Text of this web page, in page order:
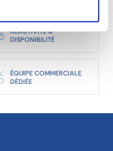
RÉACTIVITÉ &
DISPONIBILITÉ
ÉQUIPE COMMERCIALE
DÉDIÉE